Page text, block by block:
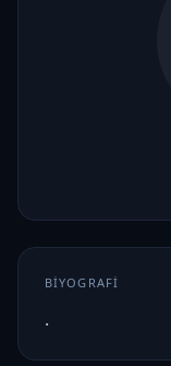
BIYOGRAFI
.